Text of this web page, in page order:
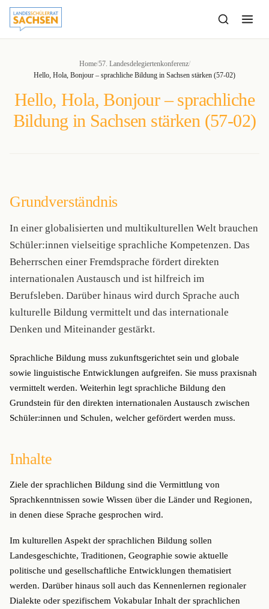
content
Home/57. Landesdelegiertenkonferenz/
Hello, Hola, Bonjour – sprachliche Bildung in Sachsen stärken (57-02)
Hello, Hola, Bonjour – sprachliche
Bildung in Sachsen stärken (57-02)
Grundverständnis
In einer globalisierten und multikulturellen Welt brauchen
Schüler:innen vielseitige sprachliche Kompetenzen. Das
Beherrschen einer Fremdsprache fördert direkten
internationalen Austausch und ist hilfreich im
Berufsleben. Darüber hinaus wird durch Sprache auch
kulturelle Bildung vermittelt und das internationale
Denken und Miteinander gestärkt.
Sprachliche Bildung muss zukunftsgerichtet sein und globale
sowie linguistische Entwicklungen aufgreifen. Sie muss praxisnah
vermittelt werden. Weiterhin legt sprachliche Bildung den
Grundstein für den direkten internationalen Austausch zwischen
Schüler:innen und Schulen, welcher gefördert werden muss.
Inhalte
Ziele der sprachlichen Bildung sind die Vermittlung von
Sprachkenntnissen sowie Wissen über die Länder und Regionen,
in denen diese Sprache gesprochen wird.
Im kulturellen Aspekt der sprachlichen Bildung sollen
Landesgeschichte, Traditionen, Geographie sowie aktuelle
politische und gesellschaftliche Entwicklungen thematisiert
werden. Darüber hinaus soll auch das Kennenlernen regionaler
Dialekte oder spezifischem Vokabular Inhalt der sprachlichen